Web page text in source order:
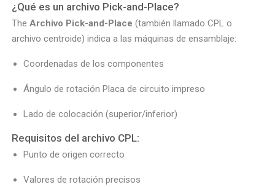
¿Qué es un archivo Pick-and-Place?
TheArchivo Pick-and-Place (también llamado CPL o
archivo centroide) indica a las máquinas de ensamblaje:
Coordenadas de los componentes
Ángulo de rotación Placa de circuito impreso
Lado de colocación (superior/inferior)
Requisitos del archivo CPL:
Punto de origen correcto
Valores de rotación precisos